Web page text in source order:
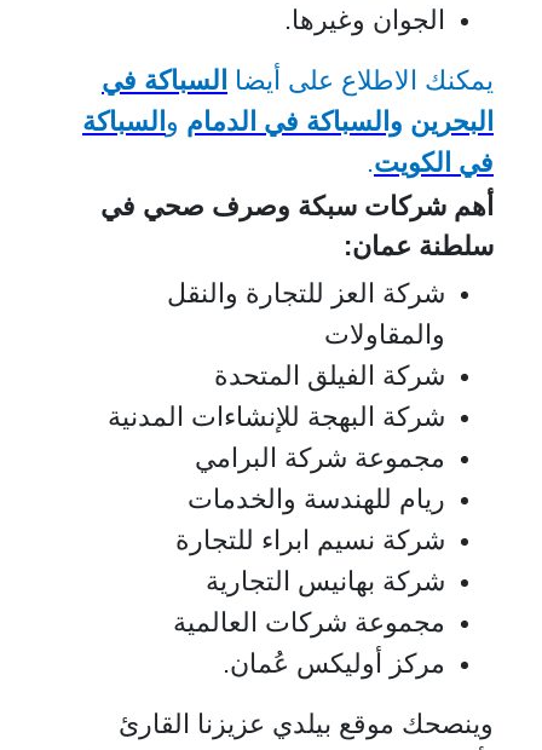
الجوان وغيرها.
يمكنك الاطلاع على أيضا السباكة في
البحرين والسباكة في الدمام و السباكة
في الكويت.
أهم شركات سبكة وصرف صحي في
سلطنة عمان:
شركة العز للتجارة والنقل
والمقاولات
شركة الفيلق المتحدة
شركة البهجة للإنشاءات المدنية
مجموعة شركة البرامي
ريام للهندسة والخدمات
شركة نسيم ابراء للتجارة
شركة بهانيس التجارية
مجموعة شركات العالمية
مركز أوليكس عُمان.
وينصحك موقع بيلدي عزيزنا القارئ